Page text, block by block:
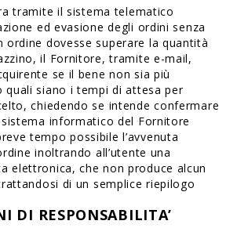
tramite il sistema telematico
ed evasione degli ordini senza
ordine dovesse superare la quantità
il Fornitore, tramite e-mail,
se il bene non sia più
quali siano i tempi di attesa per
chiedendo se intende confermare
informatico del Fornitore
tempo possibile l’avvenuta
inoltrando all’utente una
elettronica, che non produce alcun
di un semplice riepilogo
DI RESPONSABILITA’